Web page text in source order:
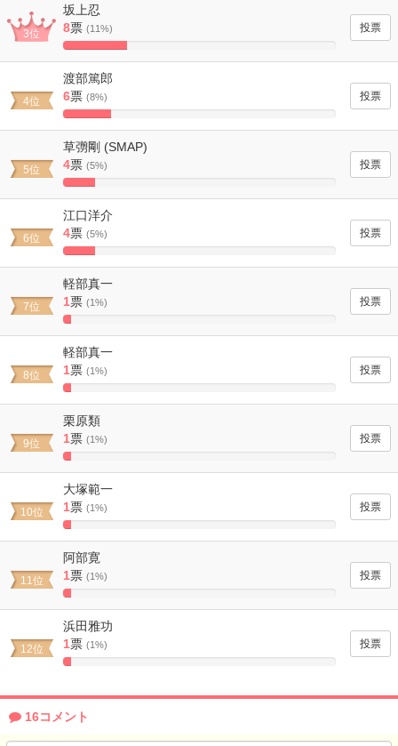
3位
坂上忍
8票 (11%)
23.529411764706%
4位
渡部篤郎
6票 (8%)
17.647058823529%
5位
草彅剛 (SMAP)
4票 (5%)
11.764705882353%
6位
江口洋介
4票 (5%)
11.764705882353%
7位
軽部真一
1票 (1%)
2.9411764705882%
8位
軽部真一
1票 (1%)
2.9411764705882%
9位
栗原類
1票 (1%)
2.9411764705882%
10位
大塚範一
1票 (1%)
2.9411764705882%
11位
阿部寛
1票 (1%)
2.9411764705882%
12位
浜田雅功
1票 (1%)
2.9411764705882%
16コメント